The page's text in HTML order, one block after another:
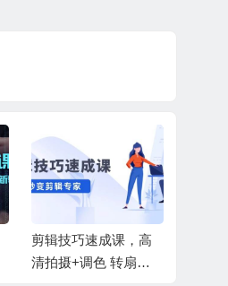
剪辑技巧速成课，高
清拍摄+调色 转扇